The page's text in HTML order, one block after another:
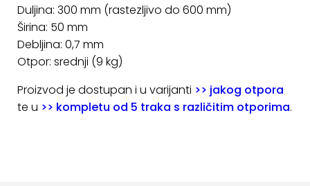
Duljina: 300 mm (rastezljivo do 600 mm)
Širina: 50 mm
Debljina: 0,7 mm
Otpor: srednji (9 kg)
Proizvod je dostupan i u varijanti >> jakog otpora
te u >> kompletu od 5 traka s različitim otporima.